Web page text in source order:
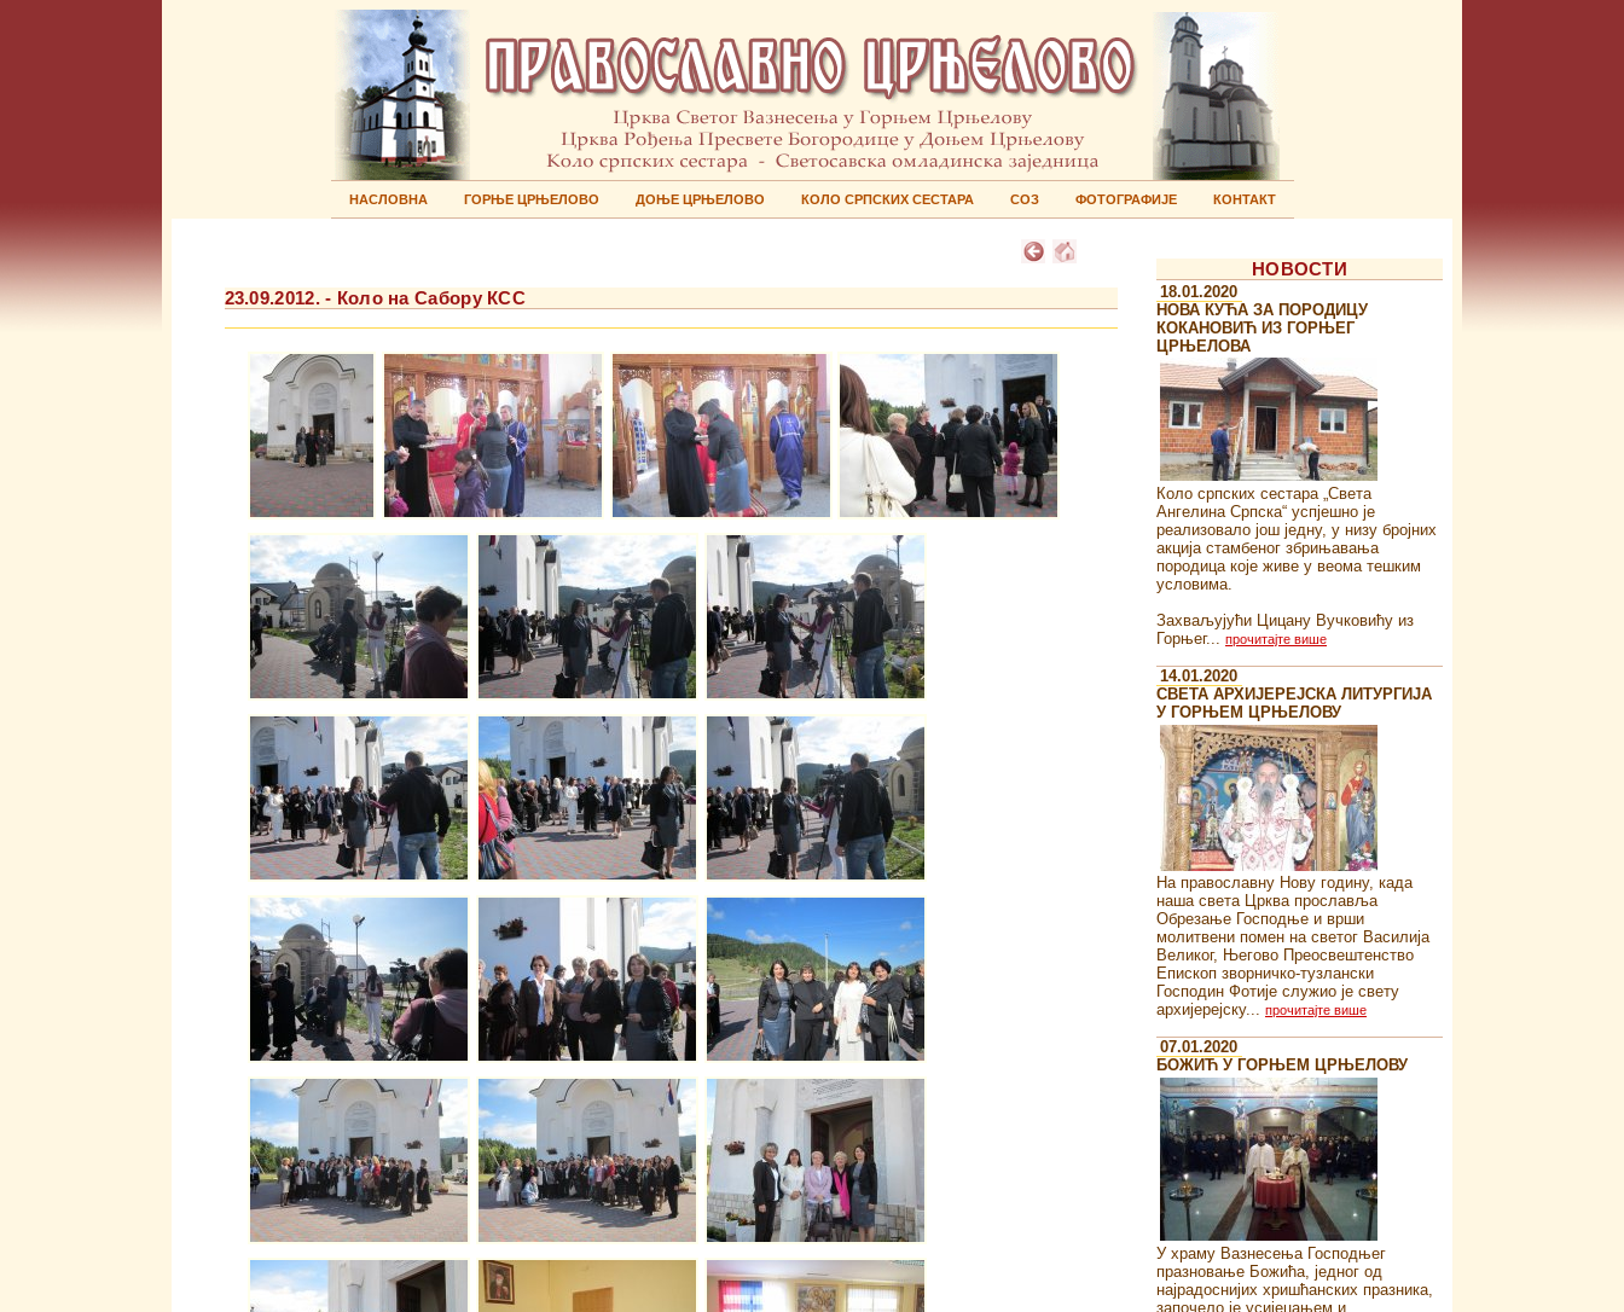
НАСЛОВНА ГОРЊЕ ЦРЊЕЛОВО ДОЊЕ ЦРЊЕЛОВО КОЛО СРПСКИХ СЕСТАРА СОЗ ФОТОГРАФИЈЕ КОНТАКТ
23.09.2012. - Коло на Сабору КСС
НОВОСТИ
18.01.2020
НОВА КУЋА ЗА ПОРОДИЦУ
КОКАНОВИЋ ИЗ ГОРЊЕГ
ЦРЊЕЛОВА
Коло српских сестара „Света
Ангелина Српска“ успјешно је
реализовало још једну, у низу бројних
акција стамбеног збрињавања
породица које живе у веома тешким
условима.
Захваљујући Цицану Вучковићу из
Горњег... прочитајте више
14.01.2020
СВЕТА АРХИЈЕРЕЈСКА ЛИТУРГИЈА
У ГОРЊЕМ ЦРЊЕЛОВУ
На православну Нову годину, када
наша света Црква прославља
Обрезање Господње и врши
молитвени помен на светог Василија
Великог, Његово Преосвештенство
Епископ зворничко-тузлански
Господин Фотије служио је свету
архијерејску... прочитајте више
07.01.2020
БОЖИЋ У ГОРЊЕМ ЦРЊЕЛОВУ
У храму Вазнесења Господњег
празновање Божића, једног од
најрадоснијих хришћанских празника,
започело је усијецањем и